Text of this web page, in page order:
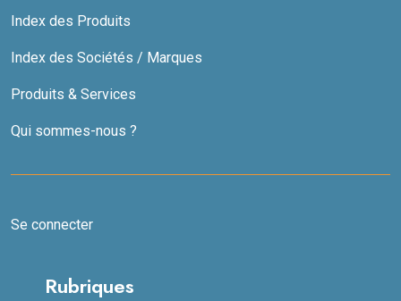
Index des Produits
Index des Sociétés / Marques
Produits & Services
Qui sommes-nous ?
Se connecter
Rubriques